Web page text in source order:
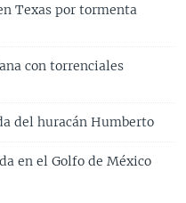
Texas por tormenta
con torrenciales
del huracán Humberto
en el Golfo de México